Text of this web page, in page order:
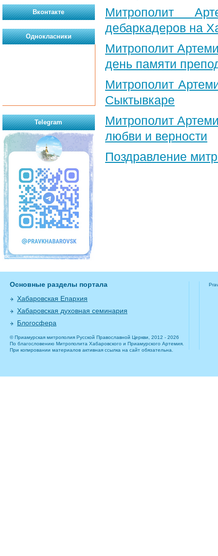
Митрополит
дебаркадеров на
Митрополит
день памяти
Митрополит
Сыктывкаре
Митрополит
любви и верности
Поздравление​
Вконтакте
Однокласники
Telegram
Основные разделы портала
Хабаровская Епархия
Хабаровская духовная семинария
Блогосфера
© Приамурская митрополия Русской Православной Церкви, 2012 - 2026
По благословению Митрополита Хабаровского и Приамурского Артемия.
При копировании материалов активная ссылка на сайт обязательна.